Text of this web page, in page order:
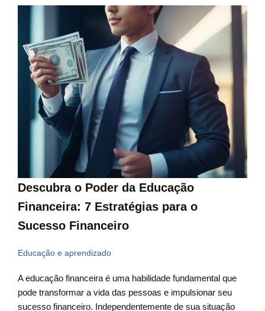
Descubra o Poder da Educação
Financeira: 7 Estratégias para o
Sucesso Financeiro
Educação e aprendizado
A educação financeira é uma habilidade fundamental que
pode transformar a vida das pessoas e impulsionar seu
sucesso financeiro. Independentemente de sua situação